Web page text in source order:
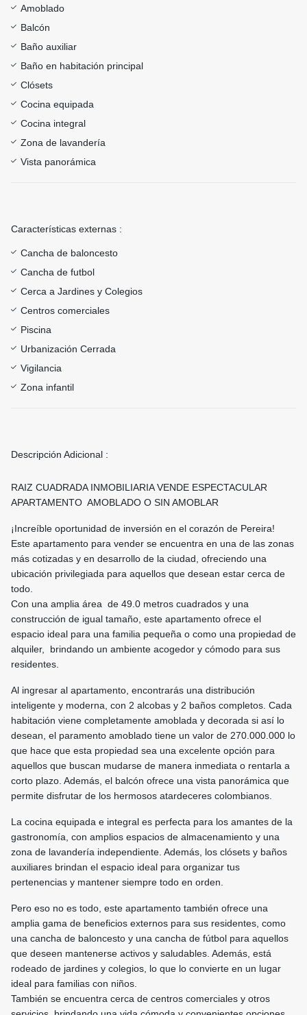
Amoblado
Balcón
Baño auxiliar
Baño en habitación principal
Clósets
Cocina equipada
Cocina integral
Zona de lavandería
Vista panorámica
Características externas :
Cancha de baloncesto
Cancha de futbol
Cerca a Jardines y Colegios
Centros comerciales
Piscina
Urbanización Cerrada
Vigilancia
Zona infantil
Descripción Adicional :
RAIZ CUADRADA INMOBILIARIA VENDE ESPECTACULAR
APARTAMENTO AMOBLADO O SIN AMOBLAR
¡Increíble oportunidad de inversión en el corazón de Pereira!
Este apartamento para vender se encuentra en una de las zonas
más cotizadas y en desarrollo de la ciudad, ofreciendo una
ubicación privilegiada para aquellos que desean estar cerca de
todo.
Con una amplia área de 49.0 metros cuadrados y una
construcción de igual tamaño, este apartamento ofrece el
espacio ideal para una familia pequeña o como una propiedad de
alquiler, brindando un ambiente acogedor y cómodo para sus
residentes.
Al ingresar al apartamento, encontrarás una distribución
inteligente y moderna, con 2 alcobas y 2 baños completos. Cada
habitación viene completamente amoblada y decorada si así lo
desean, el paramento amoblado tiene un valor de 270.000.000 lo
que hace que esta propiedad sea una excelente opción para
aquellos que buscan mudarse de manera inmediata o rentarla a
corto plazo. Además, el balcón ofrece una vista panorámica que
permite disfrutar de los hermosos atardeceres colombianos.
La cocina equipada e integral es perfecta para los amantes de la
gastronomía, con amplios espacios de almacenamiento y una
zona de lavandería independiente. Además, los clósets y baños
auxiliares brindan el espacio ideal para organizar tus
pertenencias y mantener siempre todo en orden.
Pero eso no es todo, este apartamento también ofrece una
amplia gama de beneficios externos para sus residentes, como
una cancha de baloncesto y una cancha de fútbol para aquellos
que deseen mantenerse activos y saludables. Además, está
rodeado de jardines y colegios, lo que lo convierte en un lugar
ideal para familias con niños.
También se encuentra cerca de centros comerciales y otros